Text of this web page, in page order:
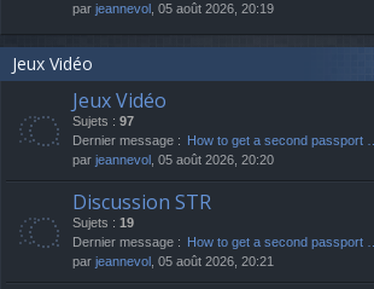
par jeannevol , 05 août 2026, 20:19
Jeux Vidéo
Jeux Vidéo
Sujets : 97
Dernier message : How to get a second passport …
par jeannevol , 05 août 2026, 20:20
Discussion STR
Sujets : 19
Dernier message : How to get a second passport …
par jeannevol , 05 août 2026, 20:21